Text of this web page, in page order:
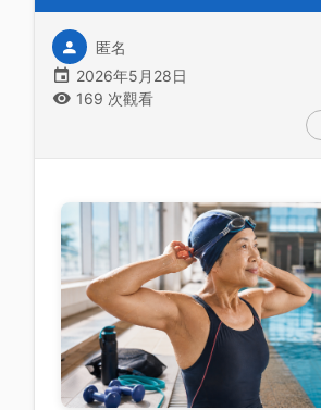
匿名
2026年5月28日
169 次觀看